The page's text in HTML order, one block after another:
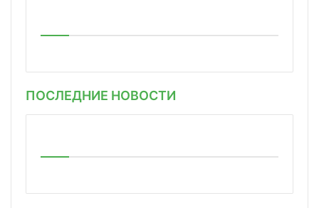
ПОСЛЕДНИЕ НОВОСТИ